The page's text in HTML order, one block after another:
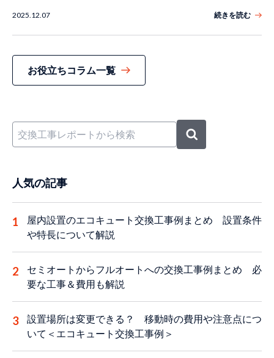
2025.12.07 続きを読む
お役立ちコラム一覧
人気の記事
屋内設置のエコキュート交換工事例まとめ 設置条件
や特長について解説
セミオートからフルオートへの交換工事例まとめ 必
要な工事＆費用も解説
設置場所は変更できる？ 移動時の費用や注意点につ
いて＜エコキュート交換工事例＞